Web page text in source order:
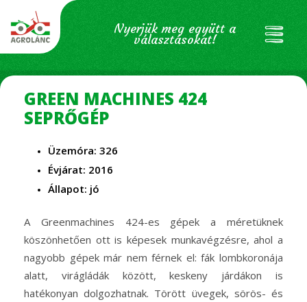
Nyerjük meg együtt a
választásokat!
GREEN MACHINES 424
SEPRŐGÉP
Üzemóra: 326
Évjárat: 2016
Állapot: jó
A Greenmachines 424-es gépek a méretüknek
köszönhetően ott is képesek munkavégzésre, ahol a
nagyobb gépek már nem férnek el: fák lombkoronája
alatt, virágládák között, keskeny járdákon is
hatékonyan dolgozhatnak. Törött üvegek, sörös- és